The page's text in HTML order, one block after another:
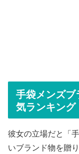
手袋メンズ
気ランキング
彼女の立場だと「
いブランド物を贈